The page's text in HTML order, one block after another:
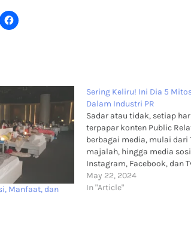
Manfaat, dan
Sering Keliru! Ini Dia 5
Dalam Industri PR
Sadar atau tidak, setiap
terpapar konten Public
berbagai media, mulai dari
majalah, hingga media
Instagram, Facebook, dan
menjadi salah satu bukti
relations dalam
May 22, 2024
In "Article"